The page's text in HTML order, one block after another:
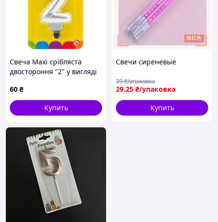
Свеча Maxi срібляста
двостороння "2" у вигляді
7,62 см (MX622095S-2)
60 ₴
Купить
Свечи сиреневые
29.25 ₴/упаковка
39₴/упаковка
Купить